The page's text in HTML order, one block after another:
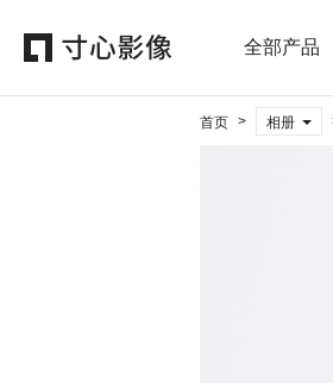
全部产品
首页 > 相册